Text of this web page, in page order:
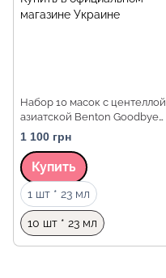
Набор 10 масок с центеллой
азиатской Benton Goodbye
Redness Centella Mask Pack,
1 100 грн
Купить
Объем
1 шт * 23 мл
10 шт * 23 мл